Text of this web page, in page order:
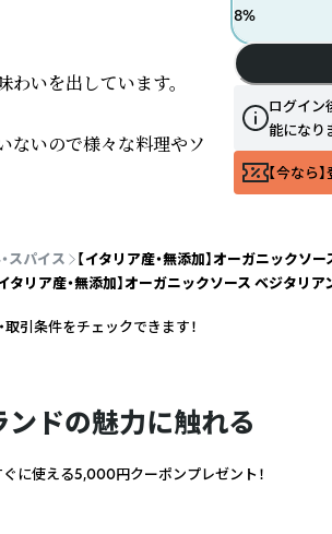
いを出しています。
ないので様々な料理やソ
8%
ログイン
能になり
【今なら
スパイス
【イタリア産・無添加】オーガニックソ
イタリア産・無添加】オーガニックソース ベジタリ
ンドの魅力に触れる
取引条件をチェックできます！
ぐに使える5,000円クーポンプレゼント！